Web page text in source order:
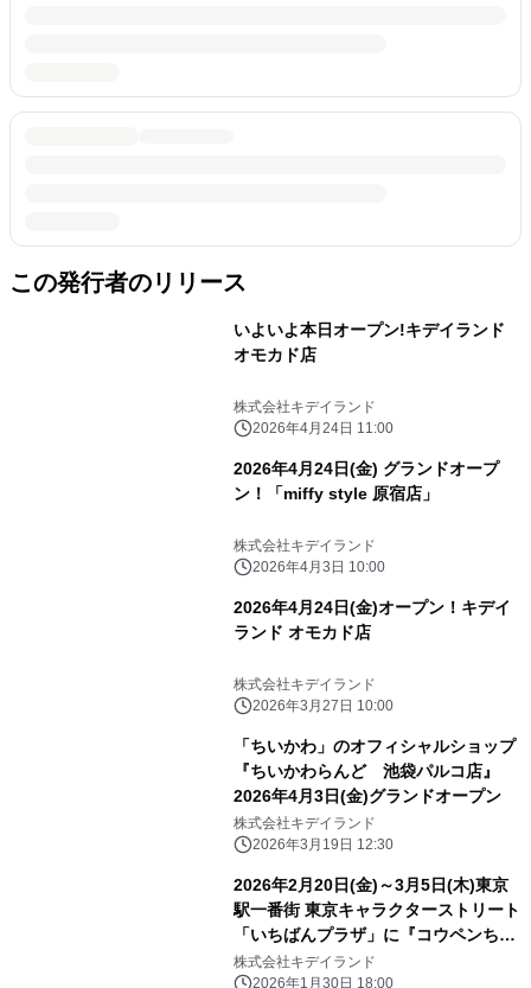
この発行者のリリース
いよいよ本日オープン!キデイランド
オモカド店
株式会社キデイランド
2026年4月24日 11:00
2026年4月24日(金) グランドオープ
ン！「miffy style 原宿店」
株式会社キデイランド
2026年4月3日 10:00
2026年4月24日(金)オープン！キデイ
ランド オモカド店
株式会社キデイランド
2026年3月27日 10:00
「ちいかわ」のオフィシャルショップ
『ちいかわらんど 池袋パルコ店』
2026年4月3日(金)グランドオープン
株式会社キデイランド
2026年3月19日 12:30
2026年2月20日(金)～3月5日(木)東京
駅一番街 東京キャラクターストリート
「いちばんプラザ」に『コウペンちゃ
ん 通勤・通学・出張 はなまるライ
株式会社キデイランド
2026年1月30日 18:00